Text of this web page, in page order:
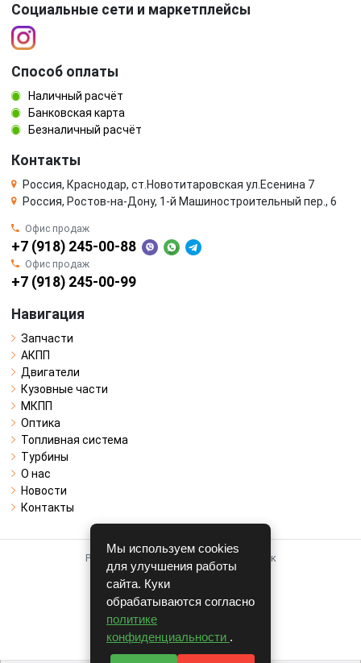
Социальные сети и маркетплейсы
Способ оплаты
Наличный расчёт
Банковская карта
Безналичный расчёт
Контакты
Россия, Краснодар, ст.Новотитаровская ул.Есенина 7
Россия, Ростов-на-Дону, 1-й Машиностроительный пер., 6
Офис продаж
+7 (918) 245-00-88
Офис продаж
+7 (918) 245-00-99
Навигация
Запчасти
АКПП
Двигатели
Кузовные части
МКПП
Оптика
Топливная система
Турбины
О нас
Новости
Контакты
Работает на системе для авторазборок
CARRO.БИЗНЕС
Полная версия
© COPYRIGHT 2026 г.
v1.1.24
Мы используем cookies
для улучшения работы
сайта. Куки
обрабатываются согласно
политике
конфиденциальности .